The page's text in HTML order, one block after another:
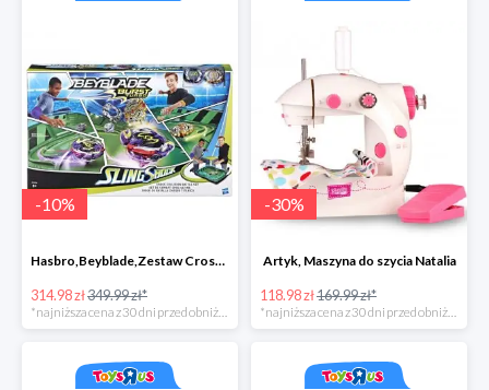
-10%
Hasbro,Beyblade,Zestaw Cross collision battle -35zł
314.98 zł349.99 zł*
*najniższa cena z 30 dni przed obniżką
-30%
Artyk, Maszyna do szycia Natalia
118.98 zł169.99 zł*
*najniższa cena z 30 dni przed obniżką